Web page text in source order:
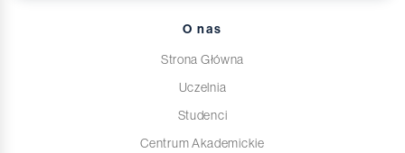
O nas
Strona Główna
Uczelnia
Studenci
Centrum Akademickie